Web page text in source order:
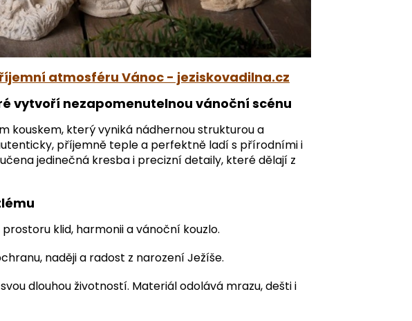
atmosféru Vánoc - jeziskovadilna.cz
vytvoří nezapomenutelnou vánoční scénu
kouskem, který vyniká nádhernou strukturou a
příjemně teple a perfektně ladí s přírodními i
jedinečná kresba i precizní detaily, které dělají z
klid, harmonii a vánoční kouzlo.
naději a radost z narození Ježíše.
dlouhou životností. Materiál odolává mrazu, dešti i